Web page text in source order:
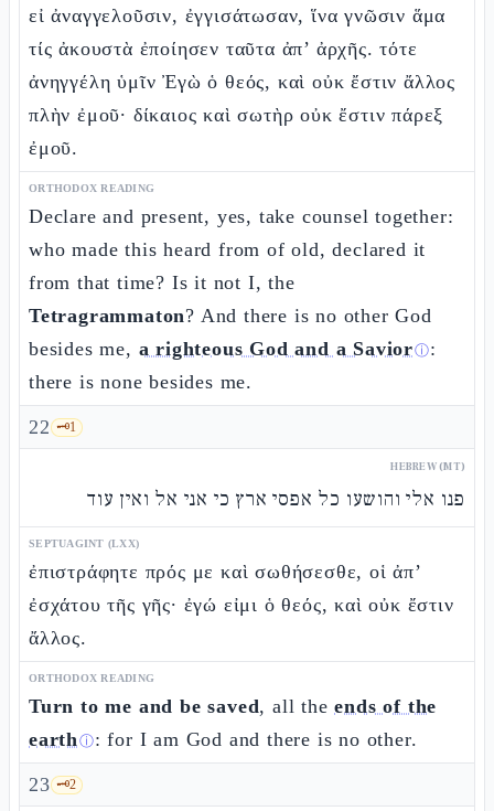
εἰ ἀναγγελοῦσιν, ἐγγισάτωσαν, ἵνα γνῶσιν ἅμα
τίς ἀκουστὰ ἐποίησεν ταῦτα ἀπ’ ἀρχῆς. τότε
ἀνηγγέλη ὑμῖν Ἐγὼ ὁ θεός, καὶ οὐκ ἔστιν ἄλλος
πλὴν ἐμοῦ· δίκαιος καὶ σωτὴρ οὐκ ἔστιν πάρεξ
ἐμοῦ.
ORTHODOX READING
Declare and present, yes, take counsel together:
who made this heard from of old, declared it
from that time? Is it not I, the
Tetragrammaton? And there is no other God
besides me, a righteous God and a Saviorⓘ:
there is none besides me.
22 🗝️1
HEBREW (MT)
פנו אלי והושעו כל אפסי ארץ כי אני אל ואין עוד
SEPTUAGINT (LXX)
ἐπιστράφητε πρός με καὶ σωθήσεσθε, οἱ ἀπ’
ἐσχάτου τῆς γῆς· ἐγώ εἰμι ὁ θεός, καὶ οὐκ ἔστιν
ἄλλος.
ORTHODOX READING
Turn to me and be saved, all theends of the
earthⓘ: for I am God and there is no other.
23 🗝️2